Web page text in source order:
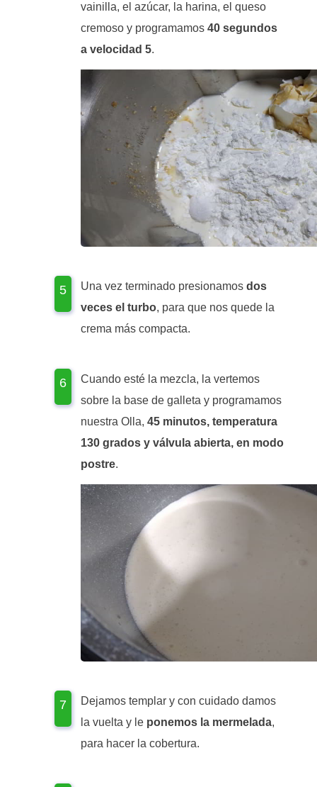
vainilla, el azúcar, la harina, el queso
cremoso y programamos 40 segundos
a velocidad 5.
Una vez terminado presionamos dos
veces el turbo, para que nos quede la
crema más compacta.
Cuando esté la mezcla, la vertemos
sobre la base de galleta y programamos
nuestra Olla, 45 minutos, temperatura
130 grados y válvula abierta, en modo
postre.
Dejamos templar y con cuidado damos
la vuelta y le ponemos la mermelada,
para hacer la cobertura.